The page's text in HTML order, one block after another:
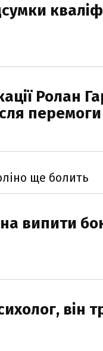
Ролан
перемоги
ще болить
випити
він